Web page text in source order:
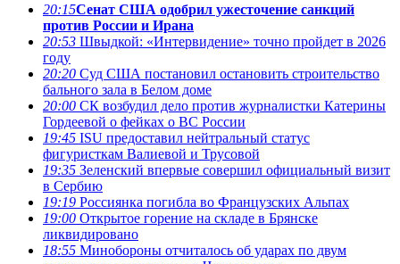
20:15Сенат США одобрил ужесточение санкций
против России и Ирана
20:53 Швыдкой: «Интервидение» точно пройдет в 2026
году
20:20 Суд США постановил остановить строительство
бального зала в Белом доме
20:00 СК возбудил дело против журналистки Катерины
Гордеевой о фейках о ВС России
19:45 ISU предоставил нейтральный статус
фигуристкам Валиевой и Трусовой
19:35 Зеленский впервые совершил официальный визит
в Сербию
19:19 Россиянка погибла во Французских Альпах
19:00 Открытое горение на складе в Брянске
ликвидировано
18:55 Минобороны отчиталось об ударах по двум